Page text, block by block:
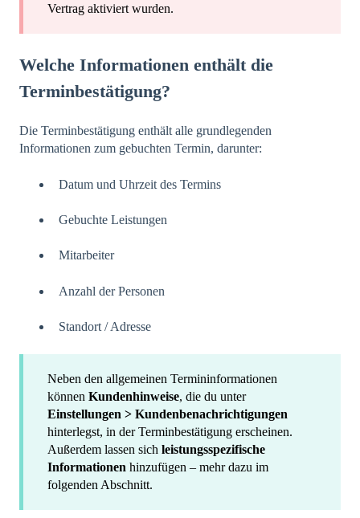
Vertrag aktiviert wurden.
Welche Informationen enthält die
Terminbestätigung?
Die Terminbestätigung enthält alle grundlegenden
Informationen zum gebuchten Termin, darunter:
Datum und Uhrzeit des Termins
Gebuchte Leistungen
Mitarbeiter
Anzahl der Personen
Standort / Adresse
Neben den allgemeinen Termininformationen
können Kundenhinweise, die du unter
Einstellungen > Kundenbenachrichtigungen
hinterlegst, in der Terminbestätigung erscheinen.
Außerdem lassen sich leistungsspezifische
Informationen hinzufügen – mehr dazu im
folgenden Abschnitt.